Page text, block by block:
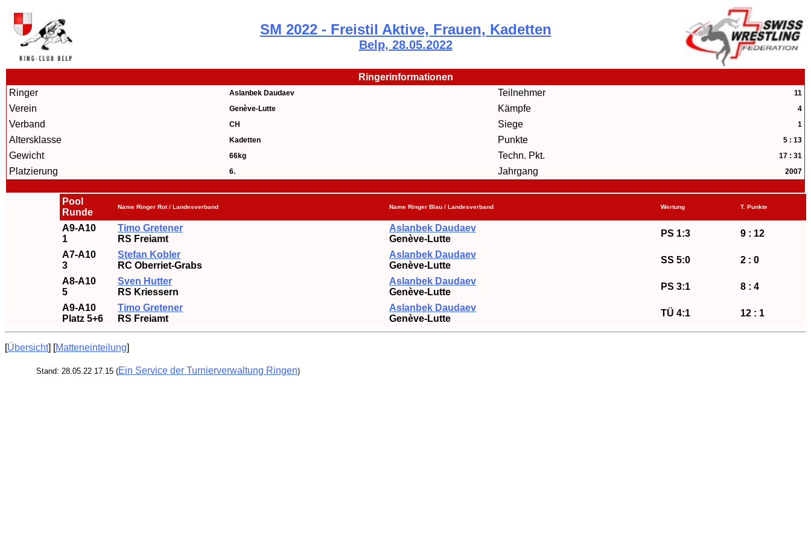
SM 2022 - Freistil Aktive, Frauen, Kadetten
Belp, 28.05.2022
Ringerinformationen
Ringer
Aslanbek Daudaev Teilnehmer 11
Verein Genève-Lutte Kämpfe 4
Verband CH Siege 1
Altersklasse Kadetten Punkte 5 : 13
Gewicht 66kg Techn. Pkt. 17 : 31
Platzierung 6. Jahrgang 2007
Pool
Runde
Name Ringer Rot / Landesverband Name Ringer Blau / Landesverband Wertung T. Punkte
A9-A10
1
Timo Gretener
RS Freiamt
Aslanbek Daudaev
Genève-Lutte
PS 1:3 9 : 12
A7-A10
3
Stefan Kobler
RC Oberriet-Grabs
Aslanbek Daudaev
Genève-Lutte
SS 5:0 2 : 0
A8-A10
5
Sven Hutter
RS Kriessern
Aslanbek Daudaev
Genève-Lutte
PS 3:1 8 : 4
A9-A10
Platz 5+6
Timo Gretener
RS Freiamt
Aslanbek Daudaev
Genève-Lutte
TÜ 4:1 12 : 1
[Übersicht] [Matteneinteilung]
Stand: 28.05.22 17.15 (Ein Service der Turnierverwaltung Ringen)